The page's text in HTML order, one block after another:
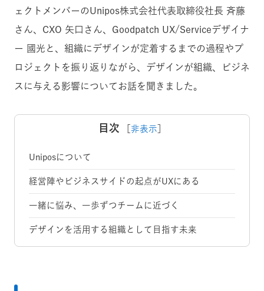
ェクトメンバーのUnipos株式会社代表取締役社長 斉藤
さん、CXO 矢口さん、Goodpatch UX/Serviceデザイナ
ー 國光と、組織にデザインが定着するまでの過程やプ
ロジェクトを振り返りながら、デザインが組織、ビジネ
スに与える影響についてお話を聞きました。
目次 非表示
Uniposについて
経営陣やビジネスサイドの起点がUXにある
一緒に悩み、一歩ずつチームに近づく
デザインを活用する組織として目指す未来